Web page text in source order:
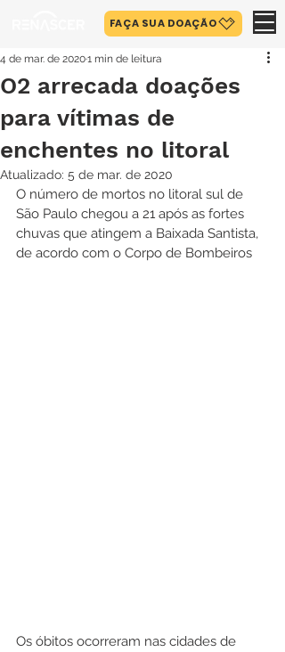
FAÇA SUA DOAÇÃO
O2 arrecada doações
para vítimas de
enchentes no litoral
4 de mar. de 20201 min de leitura
Atualizado: 5 de mar. de 2020
O número de mortos no litoral sul de
São Paulo chegou a 21 após as fortes
chuvas que atingem a Baixada Santista,
de acordo com o Corpo de Bombeiros
Os óbitos ocorreram nas cidades de